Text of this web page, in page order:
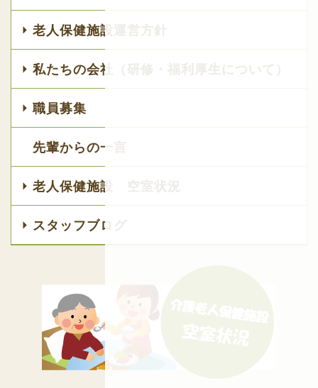
老人保健施設運営方針
私たちの会社（研修・福利厚生について）
職員募集
先輩からの一言
老人保健施設 空室状況
スタッフブログ